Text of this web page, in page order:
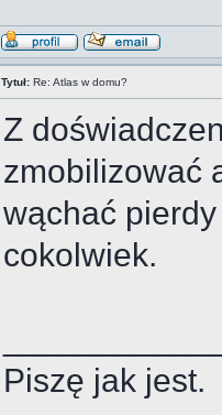
Tytuł: Re: Atlas w domu?
Z
zmobilizować
wąchać
cokolwiek.
Piszę jak jest.